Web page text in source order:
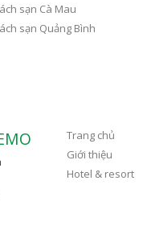
sạn Cà Mau
sạn Quảng Bình
Trang chủ
Giới thiệu
Hotel & resort